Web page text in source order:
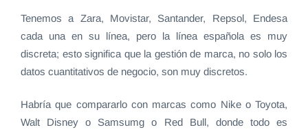
Tenemos a Zara, Movistar, Santander, Repsol, Endesa
cada una en su línea, pero la línea española es muy
discreta; esto significa que la gestión de marca, no solo los
datos cuantitativos de negocio, son muy discretos.
Habría que compararlo con marcas como Nike o Toyota,
Walt Disney o Samsumg o Red Bull, donde todo es